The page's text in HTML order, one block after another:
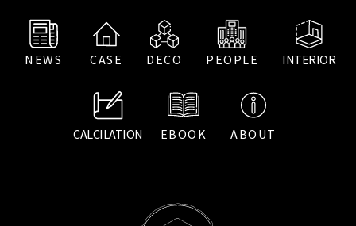
NEWS CASE DECO PEOPLE INTERIOR
CALCILATION EBOOK ABOUT